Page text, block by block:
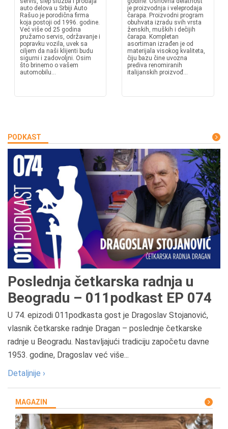
auto delova u Srbiji Auto
Rašuo je porodična firma
koja postoji od 1996. godine.
Već više od 25 godina
pružamo servis, održavanje i
popravku vozila, uvek sa
ciljem da naši klijenti budu
sigurni i zadovoljni. Osim
što brinemo o vašem
automobilu...
je proizvodnja i veleprodaja
čarapa. Proizvodni program
obuhvata izradu svih vrsta
ženskih, muških i dečijih
čarapa. Kompletan
asortiman izrađen je od
materijala visokog kvaliteta,
čiju bazu čine uvozna
prediva renomiranih
italijanskih proizvođ...
PODKAST
Poslednja četkarska radnja u
Beogradu – 011podkast EP 074
U 74. epizodi 011podkasta gost je Dragoslav Stojanović,
vlasnik četkarske radnje Dragan – poslednje četkarske
radnje u Beogradu. Nastavljajući tradiciju započetu davne
1953. godine, Dragoslav već više...
Detaljnije ›
MAGAZIN